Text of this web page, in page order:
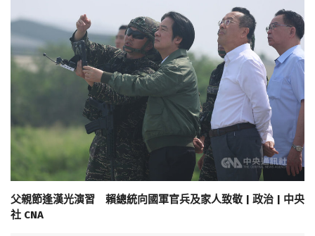
父親節逢漢光演習 賴總統向國軍官兵及家人致敬 | 政治 | 中央
社 CNA